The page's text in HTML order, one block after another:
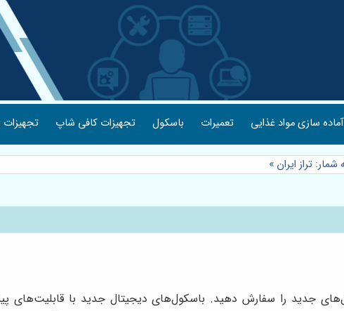
آماده سازی مواد غذایی تعمیرات باسکول تجهیزات کافی شاپ تجهیزات
تراز ایران »
جدید را سفارش دهید. باسکول‌های دیجیتال جدید با قابلیت‌های